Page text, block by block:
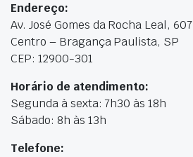
Endereço:
Av. José Gomes da Rocha Leal, 607
Centro – Bragança Paulista, SP
CEP: 12900-301
Horário de atendimento:
Segunda à sexta: 7h30 às 18h
Sábado: 8h às 13h
Telefone: